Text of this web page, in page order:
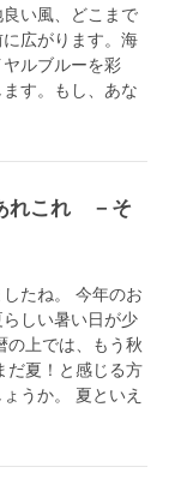
い風、どこまで
広がります。海
ルブルーを彩
す。もし、あな
たね。 今年のお
しい暑い日が少
の上では、もう秋
だ夏！と感じる方
うか。 夏といえ